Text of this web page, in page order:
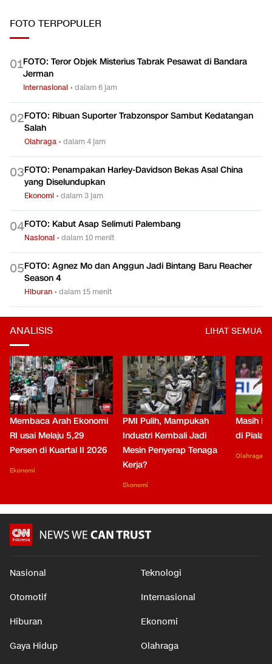
FOTO TERPOPULER
01FOTO: Teror Objek Misterius Tabrak Pesawat di Bandara
Jerman
Internasional •dalam 6 jam
02FOTO: Ribuan Suporter Trabzonspor Sambut Kedatangan
Salah
Olahraga •dalam 4 jam
03FOTO: Penampakan Harley-Davidson Bekas Asal China
yang Diselundupkan
Ekonomi •dalam 3 jam
04FOTO: Kabut Asap Selimuti Palembang
Nasional •dalam 10 menit
05FOTO: Agnez Mo dan Anggun Jadi Bintang Baru Reacher
Season 4
Hiburan •dalam 15 menit
ANALISIS LIHAT SEMUA
Membaca Arah Ekonomi
RI usai Melaju 5,29
Persen di Kuartal II 2026
Ekonomi
PMI Pulih, Mampukah
Industri Kembali Jadi
Mesin Penyerap Tenaga
Kerja?
Ekonomi
Masih
di Piala
Olahraga
Nasional Teknologi
Otomotif Internasional
Hiburan Ekonomi
Gaya Hidup Olahraga